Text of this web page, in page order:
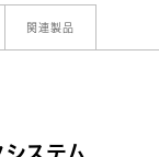
関連製品